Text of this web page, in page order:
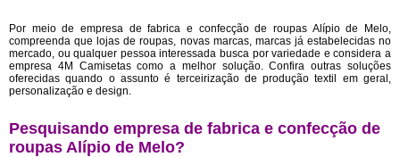
Por meio de empresa de fabrica e confecção de roupas Alípio de Melo,
compreenda que lojas de roupas, novas marcas, marcas já estabelecidas no
mercado, ou qualquer pessoa interessada busca por variedade e considera a
empresa 4M Camisetas como a melhor solução. Confira outras soluções
oferecidas quando o assunto é terceirização de produção textil em geral,
personalização e design.
Pesquisando empresa de fabrica e confecção de
roupas Alípio de Melo?